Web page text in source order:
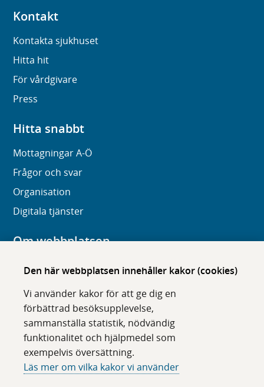
Den här webbplatsen innehåller kakor (cookies)
Vi använder kakor för att ge dig en
förbättrad besöksupplevelse,
sammanställa statistik, nödvändig
funktionalitet och hjälpmedel som
exempelvis översättning.
Läs mer om vilka kakor vi använder
Kontakt
Kontakta sjukhuset
Hitta hit
För vårdgivare
Press
Hitta snabbt
Mottagningar A-Ö
Frågor och svar
Organisation
Digitala tjänster
Om webbplatsen
Om karolinska.se
Tillgänglighet
Om cookies
Följ oss i sociala medier